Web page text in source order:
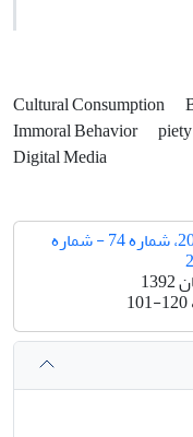
Cultural Consumption
Immoral Behavior piety
Digital Media
دوره 20، شماره 74 - شماره
101-120